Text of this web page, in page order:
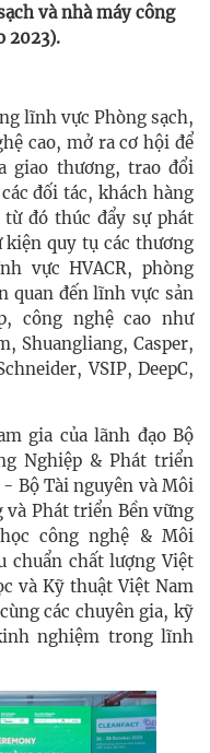
và nhà máy công
2023).
lĩnh vực Phòng sạch,
cao, mở ra cơ hội để
giao thương, trao đổi
đối tác, khách hàng
đó thúc đẩy sự phát
kiện quy tụ các thương
vực HVACR, phòng
quan đến lĩnh vực sản
công nghệ cao như
Shuangliang, Casper,
VSIP, DeepC,
gia của lãnh đạo Bộ
Nghiệp & Phát triển
Bộ Tài nguyên và Môi
Phát triển Bền vững
công nghệ & Môi
chuẩn chất lượng Việt
và Kỹ thuật Việt Nam
các chuyên gia, kỹ
nghiệm trong lĩnh